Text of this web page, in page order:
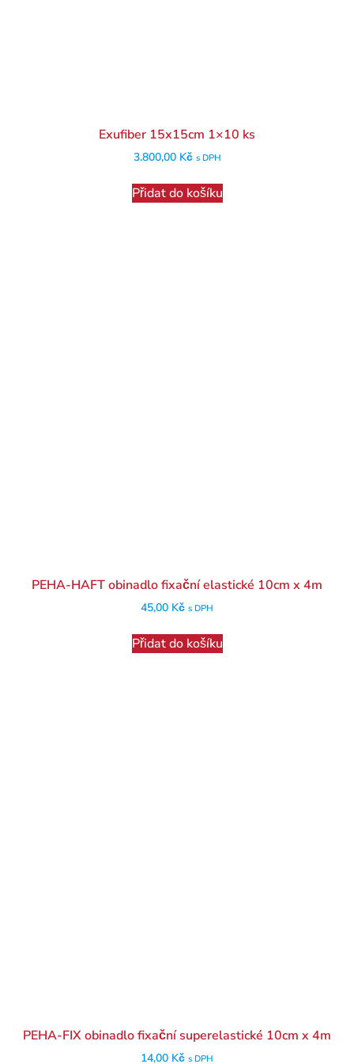
Exufiber 15x15cm 1×10 ks
3.800,00 Kč s DPH
Přidat do košíku
PEHA-HAFT obinadlo fixační elastické 10cm x 4m
45,00 Kč s DPH
Přidat do košíku
PEHA-FIX obinadlo fixační superelastické 10cm x 4m
14,00 Kč s DPH